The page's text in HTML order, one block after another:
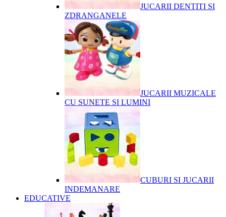
JUCARII DENTITI SI
ZDRANGANELE
JUCARII MUZICALE
CU SUNETE SI LUMINI
CUBURI SI JUCARII
INDEMANARE
EDUCATIVE